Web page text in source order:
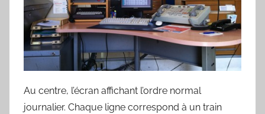
Au centre, l’écran affichant l’ordre normal
journalier. Chaque ligne correspond à un train